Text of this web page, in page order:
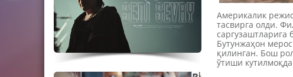
Америкалик
тасвирга олди.
Бутунжаҳон
қилинган. Бош
ўтиши